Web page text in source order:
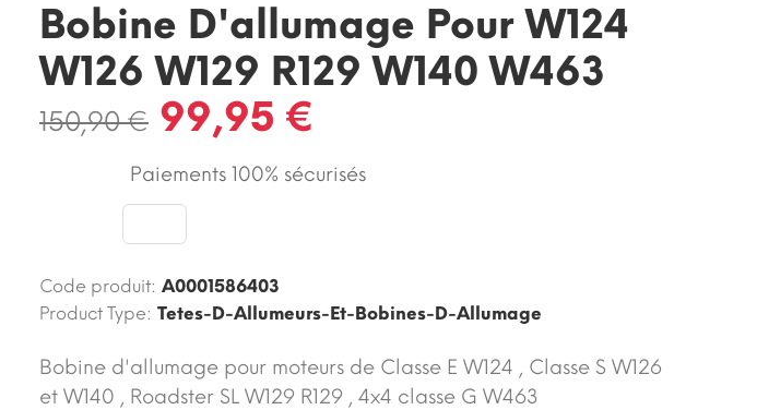
Bobine D'allumage Pour W124
W126 W129 R129 W140 W463
150,90 € 99,95 €
Paiements 100% sécurisés
Code produit: A0001586403
Product Type: Tetes-D-Allumeurs-Et-Bobines-D-Allumage
Bobine d'allumage pour moteurs de Classe E W124 , Classe S W126
et W140 , Roadster SL W129 R129 , 4x4 classe G W463